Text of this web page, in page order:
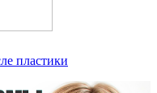
пластики